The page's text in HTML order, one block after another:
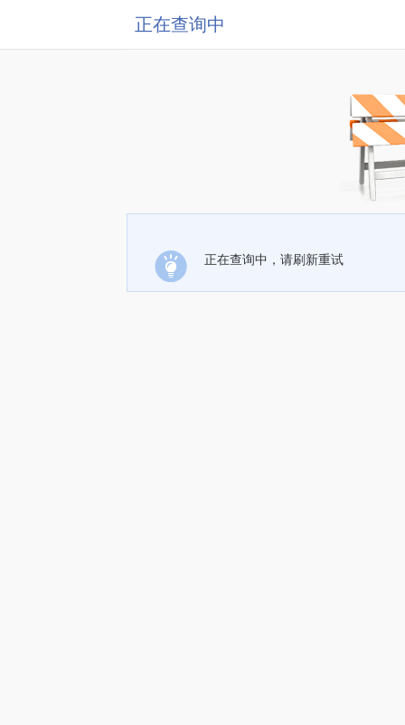
正在查询中
正在查询中，请刷新重试